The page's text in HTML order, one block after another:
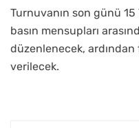
Turnuvanın son günü
basın mensupları
düzenlenecek,
verilecek.